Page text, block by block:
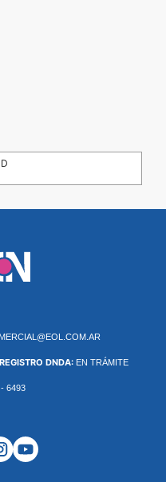
REGISTRO DNDA: EN TRÁMITE
- 6493